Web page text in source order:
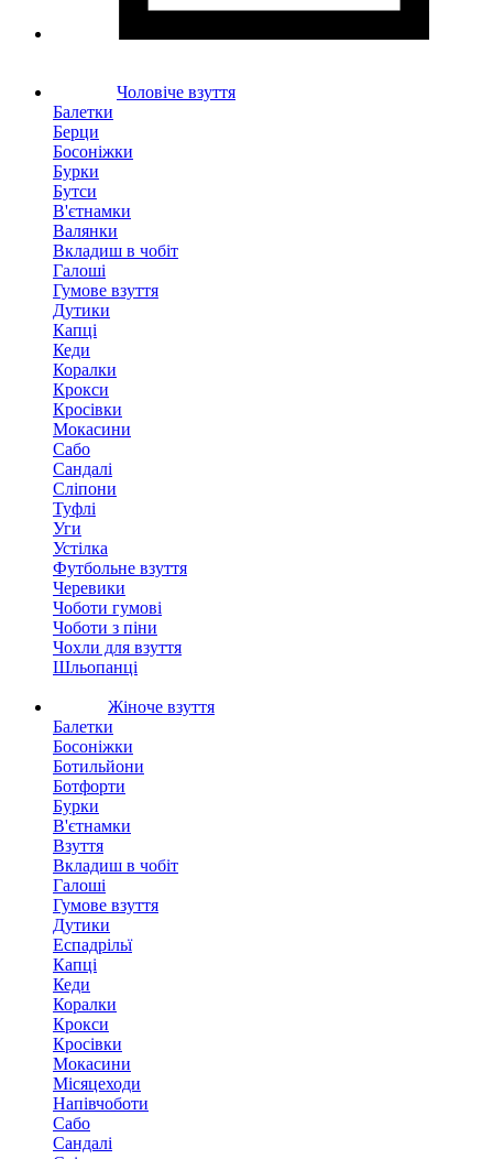
Чоловіче взуття
Балетки
Берци
Босоніжки
Бурки
Бутси
В'єтнамки
Валянки
Вкладиш в чобіт
Галоші
Гумове взуття
Дутики
Капці
Кеди
Коралки
Крокси
Кросівки
Мокасини
Сабо
Сандалі
Сліпони
Туфлі
Уги
Устілка
Футбольне взуття
Черевики
Чоботи гумові
Чоботи з піни
Чохли для взуття
Шльопанці
Жіноче взуття
Балетки
Босоніжки
Ботильйони
Ботфорти
Бурки
В'єтнамки
Взуття
Вкладиш в чобіт
Галоші
Гумове взуття
Дутики
Еспадрільї
Капці
Кеди
Коралки
Крокси
Кросівки
Мокасини
Місяцеходи
Напівчоботи
Сабо
Сандалі